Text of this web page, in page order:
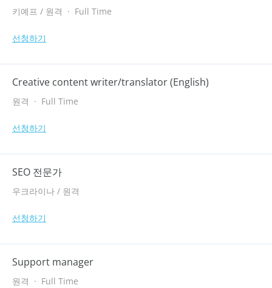
키예프 / 원격 · Full Time
선청하기
Creative content writer/translator (English)
원격 · Full Time
선청하기
SEO 전문가
우크라이나 / 원격
선청하기
Support manager
원격 · Full Time